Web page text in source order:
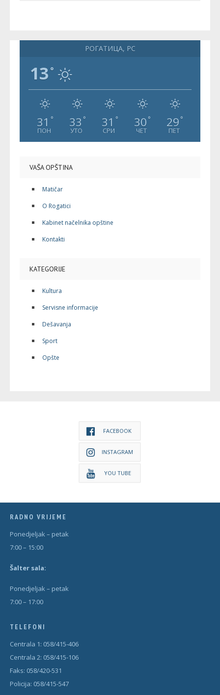
РОГАТИЦА, РС
13 °
31 °
ПОН
33 °
УТО
31 °
СРИ
30 °
ЧЕТ
29 °
ПЕТ
VAŠA OPŠTINA
Matičar
O Rogatici
Kabinet načelnika opštine
Kontakti
KATEGORIJE
Kultura
Servisne informacije
Dešavanja
Sport
Opšte
FACEBOOK
INSTAGRAM
YOU TUBE
RADNO VRIJEME
Ponedjeljak – petak
7:00 – 15:00
Šalter sala:
Ponedjeljak – petak
7:00 – 17:00
TELEFONI
Centrala 1: 058/415-406
Centrala 2: 058/415-106
Faks: 058/420-531
Policija: 058/415-547